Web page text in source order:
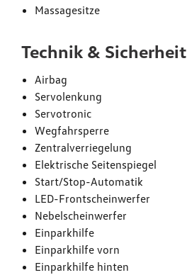
Massagesitze
Technik & Sicherheit
Airbag
Servolenkung
Servotronic
Wegfahrsperre
Zentralverriegelung
Elektrische Seitenspiegel
Start/Stop-Automatik
LED-Frontscheinwerfer
Nebelscheinwerfer
Einparkhilfe
Einparkhilfe vorn
Einparkhilfe hinten